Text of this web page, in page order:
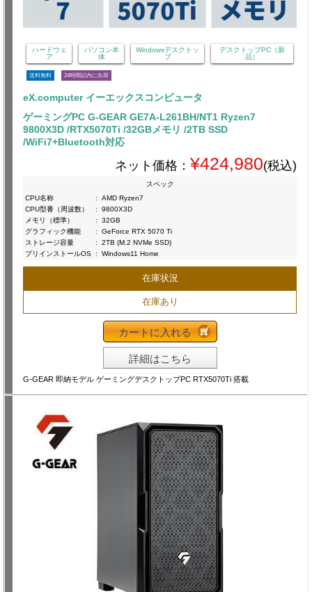
ハードウェ
ア
パソコン本
体
Windowsデスクトッ
プ
デスクトップPC（新
品）
送料無料 24時間以内に出荷
eX.computer イーエックスコンピュータ
ゲーミングPC G-GEAR GE7A-L261BH/NT1 Ryzen7
9800X3D /RTX5070Ti /32GBメモリ /2TB SSD
/WiFi7+Bluetooth対応
ネット価格： ¥424,980(税込)
スペック
CPU名称
:
AMD Ryzen7
CPU型番（周波数）
:
9800X3D
メモリ（標準）
:
32GB
グラフィック機能
:
GeForce RTX 5070 Ti
ストレージ容量
:
2TB (M.2 NVMe SSD)
プリインストールOS : Windows11 Home
在庫状況
在庫あり
カートに入れる
詳細はこちら
G-GEAR 即納モデル ゲーミングデスクトップPC RTX5070Ti 搭載